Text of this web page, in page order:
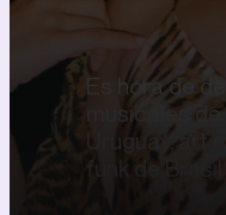
Es hora de
musicales
Uruguay, art
funk de Brasil